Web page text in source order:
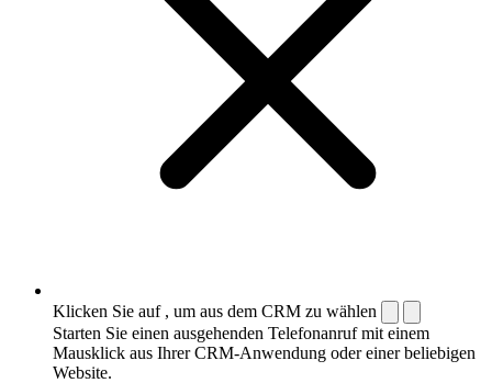
Klicken Sie auf , um aus dem CRM zu wählen
Starten Sie einen ausgehenden Telefonanruf mit einem
Mausklick aus Ihrer CRM-Anwendung oder einer beliebigen
Website.